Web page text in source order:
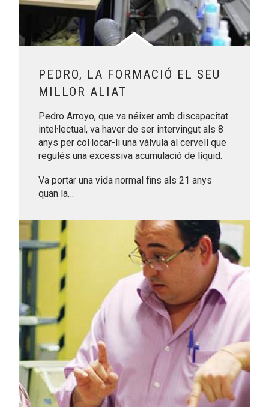
PEDRO, LA FORMACIÓ EL SEU
MILLOR ALIAT
Pedro Arroyo, que va néixer amb discapacitat
intel·lectual, va haver de ser intervingut als 8
anys per col·locar-li una vàlvula al cervell que
regulés una excessiva acumulació de líquid.
Va portar una vida normal fins als 21 anys
quan la…
Leer más sobre En José Luis, escoltar des del cor